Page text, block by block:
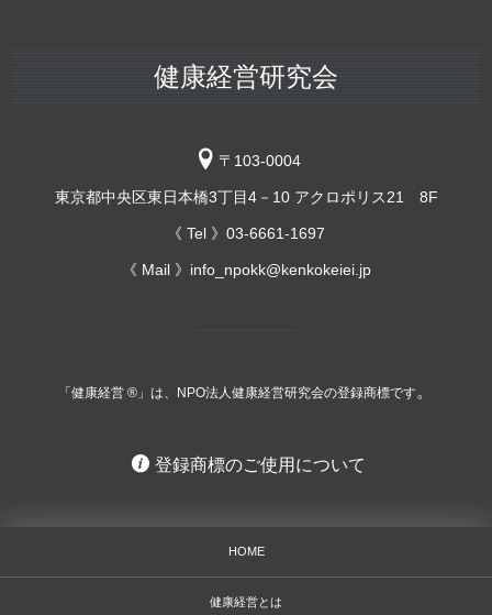
健康経営研究会
〒103-0004
東京都中央区東日本橋3丁目4－10 アクロポリス21 8F
《 Tel 》03-6661-1697
《 Mail 》info_npokk@kenkokeiei.jp
「健康経営 ®」は、NPO法人健康経営研究会の登録商標です。
登録商標のご使用について
HOME
健康経営とは